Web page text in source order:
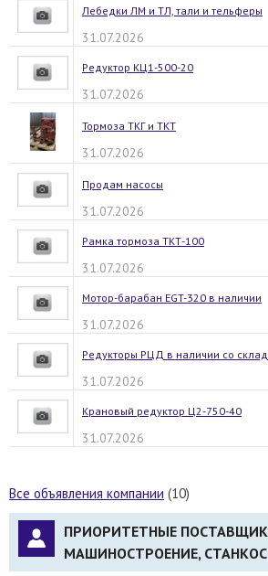
Лебедки ЛМ и ТЛ, тали и тельферы
31.07.2026
Редуктор КЦ1-500-20
31.07.2026
Тормоза ТКГ и ТКТ
31.07.2026
Продам насосы
31.07.2026
Рамка тормоза ТКТ-100
31.07.2026
Мотор-барабан EGT-320 в наличии
31.07.2026
Редукторы РЦД в наличии со
31.07.2026
Крановый редуктор Ц2-750-40
31.07.2026
Все объявления компании (10)
ПРИОРИТЕТНЫЕ
МАШИНОСТРОЕНИЕ,